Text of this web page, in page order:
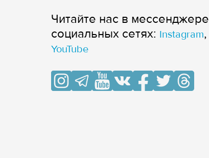
Читайте нас в мессенджере
cоциальных сетях: Instagram,
YouTube